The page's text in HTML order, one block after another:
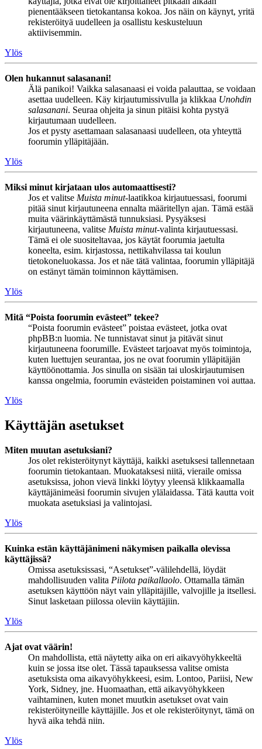
pienentääkseen tietokantansa kokoa. Jos näin on käynyt, yritä
rekisteröityä uudelleen ja osallistu keskusteluun
aktiivisemmin.
Ylös
Olen hukannut salasanani!
Älä panikoi! Vaikka salasanaasi ei voida palauttaa, se voidaan
asettaa uudelleen. Käy kirjautumissivulla ja klikkaa Unohdin
salasanani. Seuraa ohjeita ja sinun pitäisi kohta pystyä
kirjautumaan uudelleen.
Jos et pysty asettamaan salasanaasi uudelleen, ota yhteyttä
foorumin ylläpitäjään.
Ylös
Miksi minut kirjataan ulos automaattisesti?
Jos et valitse Muista minut-laatikkoa kirjautuessasi, foorumi
pitää sinut kirjautuneena ennalta määritellyn ajan. Tämä estää
muita väärinkäyttämästä tunnuksiasi. Pysyäksesi
kirjautuneena, valitse Muista minut-valinta kirjautuessasi.
Tämä ei ole suositeltavaa, jos käytät foorumia jaetulta
koneelta, esim. kirjastossa, nettikahvilassa tai koulun
tietokoneluokassa. Jos et näe tätä valintaa, foorumin ylläpitäjä
on estänyt tämän toiminnon käyttämisen.
Ylös
Mitä “Poista foorumin evästeet” tekee?
“Poista foorumin evästeet” poistaa evästeet, jotka ovat
phpBB:n luomia. Ne tunnistavat sinut ja pitävät sinut
kirjautuneena foorumille. Evästeet tarjoavat myös toimintoja,
kuten luettujen seurantaa, jos ne ovat foorumin ylläpitäjän
käyttöönottamia. Jos sinulla on sisään tai uloskirjautumisen
kanssa ongelmia, foorumin evästeiden poistaminen voi auttaa.
Ylös
Käyttäjän asetukset
Miten muutan asetuksiani?
Jos olet rekisteröitynyt käyttäjä, kaikki asetuksesi tallennetaan
foorumin tietokantaan. Muokataksesi niitä, vieraile omissa
asetuksissa, johon vievä linkki löytyy yleensä klikkaamalla
käyttäjänimeäsi foorumin sivujen ylälaidassa. Tätä kautta voit
muokata asetuksiasi ja valintojasi.
Ylös
Kuinka estän käyttäjänimeni näkymisen paikalla olevissa
käyttäjissä?
Omissa asetuksissasi, “Asetukset”-välilehdellä, löydät
mahdollisuuden valita Piilota paikallaolo. Ottamalla tämän
asetuksen käyttöön näyt vain ylläpitäjille, valvojille ja itsellesi.
Sinut lasketaan piilossa oleviin käyttäjiin.
Ylös
Ajat ovat väärin!
On mahdollista, että näytetty aika on eri aikavyöhykkeeltä
kuin se jossa itse olet. Tässä tapauksessa valitse omista
asetuksista oma aikavyöhykkeesi, esim. Lontoo, Pariisi, New
York, Sidney, jne. Huomaathan, että aikavyöhykkeen
vaihtaminen, kuten monet muutkin asetukset ovat vain
rekisteröityneille käyttäjille. Jos et ole rekisteröitynyt, tämä on
hyvä aika tehdä niin.
Ylös